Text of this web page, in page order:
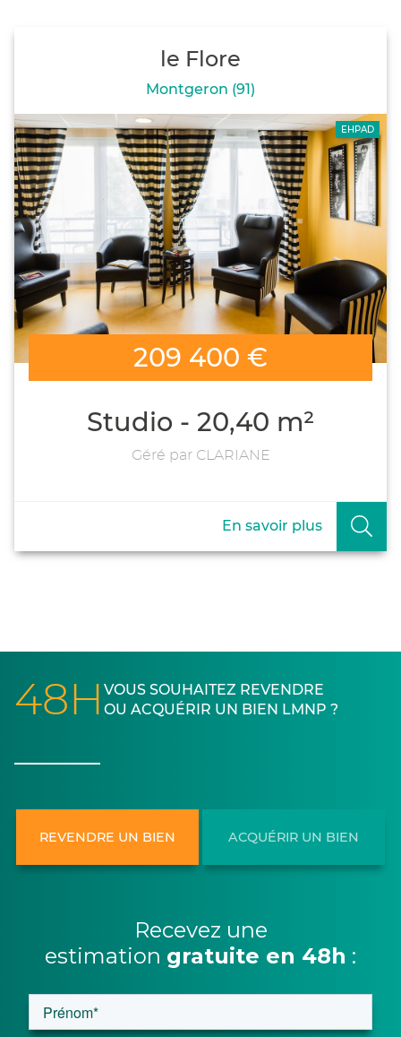
le Flore
Montgeron (91)
EHPAD
209 400 €
Studio - 20,40 m²
Géré par CLARIANE
En savoir plus
48H VOUS SOUHAITEZ REVENDRE
OU ACQUÉRIR UN BIEN LMNP ?
REVENDRE UN BIEN ACQUÉRIR UN BIEN